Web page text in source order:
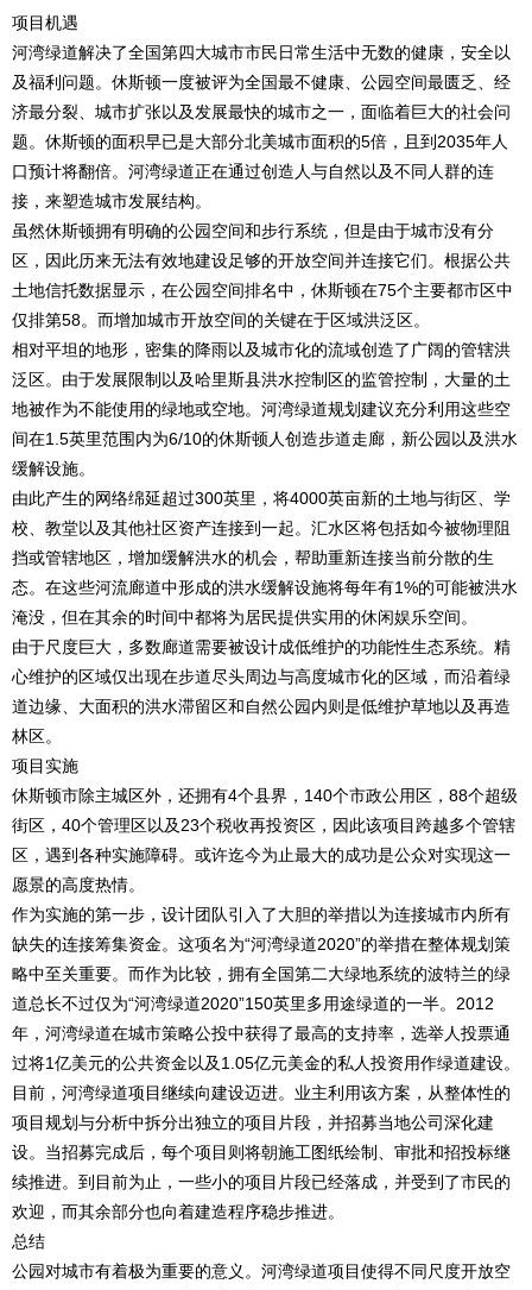
项目机遇
河湾绿道解决了全国第四大城市市民日常生活中无数的健康，安全以
及福利问题。休斯顿一度被评为全国最不健康、公园空间最匮乏、经
济最分裂、城市扩张以及发展最快的城市之一，面临着巨大的社会问
题。休斯顿的面积早已是大部分北美城市面积的5倍，且到2035年人
口预计将翻倍。河湾绿道正在通过创造人与自然以及不同人群的连
接，来塑造城市发展结构。
虽然休斯顿拥有明确的公园空间和步行系统，但是由于城市没有分
区，因此历来无法有效地建设足够的开放空间并连接它们。根据公共
土地信托数据显示，在公园空间排名中，休斯顿在75个主要都市区中
仅排第58。而增加城市开放空间的关键在于区域洪泛区。
相对平坦的地形，密集的降雨以及城市化的流域创造了广阔的管辖洪
泛区。由于发展限制以及哈里斯县洪水控制区的监管控制，大量的土
地被作为不能使用的绿地或空地。河湾绿道规划建议充分利用这些空
间在1.5英里范围内为6/10的休斯顿人创造步道走廊，新公园以及洪水
缓解设施。
由此产生的网络绵延超过300英里，将4000英亩新的土地与街区、学
校、教堂以及其他社区资产连接到一起。汇水区将包括如今被物理阻
挡或管辖地区，增加缓解洪水的机会，帮助重新连接当前分散的生
态。在这些河流廊道中形成的洪水缓解设施将每年有1%的可能被洪水
淹没，但在其余的时间中都将为居民提供实用的休闲娱乐空间。
由于尺度巨大，多数廊道需要被设计成低维护的功能性生态系统。精
心维护的区域仅出现在步道尽头周边与高度城市化的区域，而沿着绿
道边缘、大面积的洪水滞留区和自然公园内则是低维护草地以及再造
林区。
项目实施
休斯顿市除主城区外，还拥有4个县界，140个市政公用区，88个超级
街区，40个管理区以及23个税收再投资区，因此该项目跨越多个管辖
区，遇到各种实施障碍。或许迄今为止最大的成功是公众对实现这一
愿景的高度热情。
作为实施的第一步，设计团队引入了大胆的举措以为连接城市内所有
缺失的连接筹集资金。这项名为“河湾绿道2020”的举措在整体规划策
略中至关重要。而作为比较，拥有全国第二大绿地系统的波特兰的绿
道总长不过仅为“河湾绿道2020”150英里多用途绿道的一半。2012
年，河湾绿道在城市策略公投中获得了最高的支持率，选举人投票通
过将1亿美元的公共资金以及1.05亿元美金的私人投资用作绿道建设。
目前，河湾绿道项目继续向建设迈进。业主利用该方案，从整体性的
项目规划与分析中拆分出独立的项目片段，并招募当地公司深化建
设。当招募完成后，每个项目则将朝施工图纸绘制、审批和招投标继
续推进。到目前为止，一些小的项目片段已经落成，并受到了市民的
欢迎，而其余部分也向着建造程序稳步推进。
总结
公园对城市有着极为重要的意义。河湾绿道项目使得不同尺度开放空